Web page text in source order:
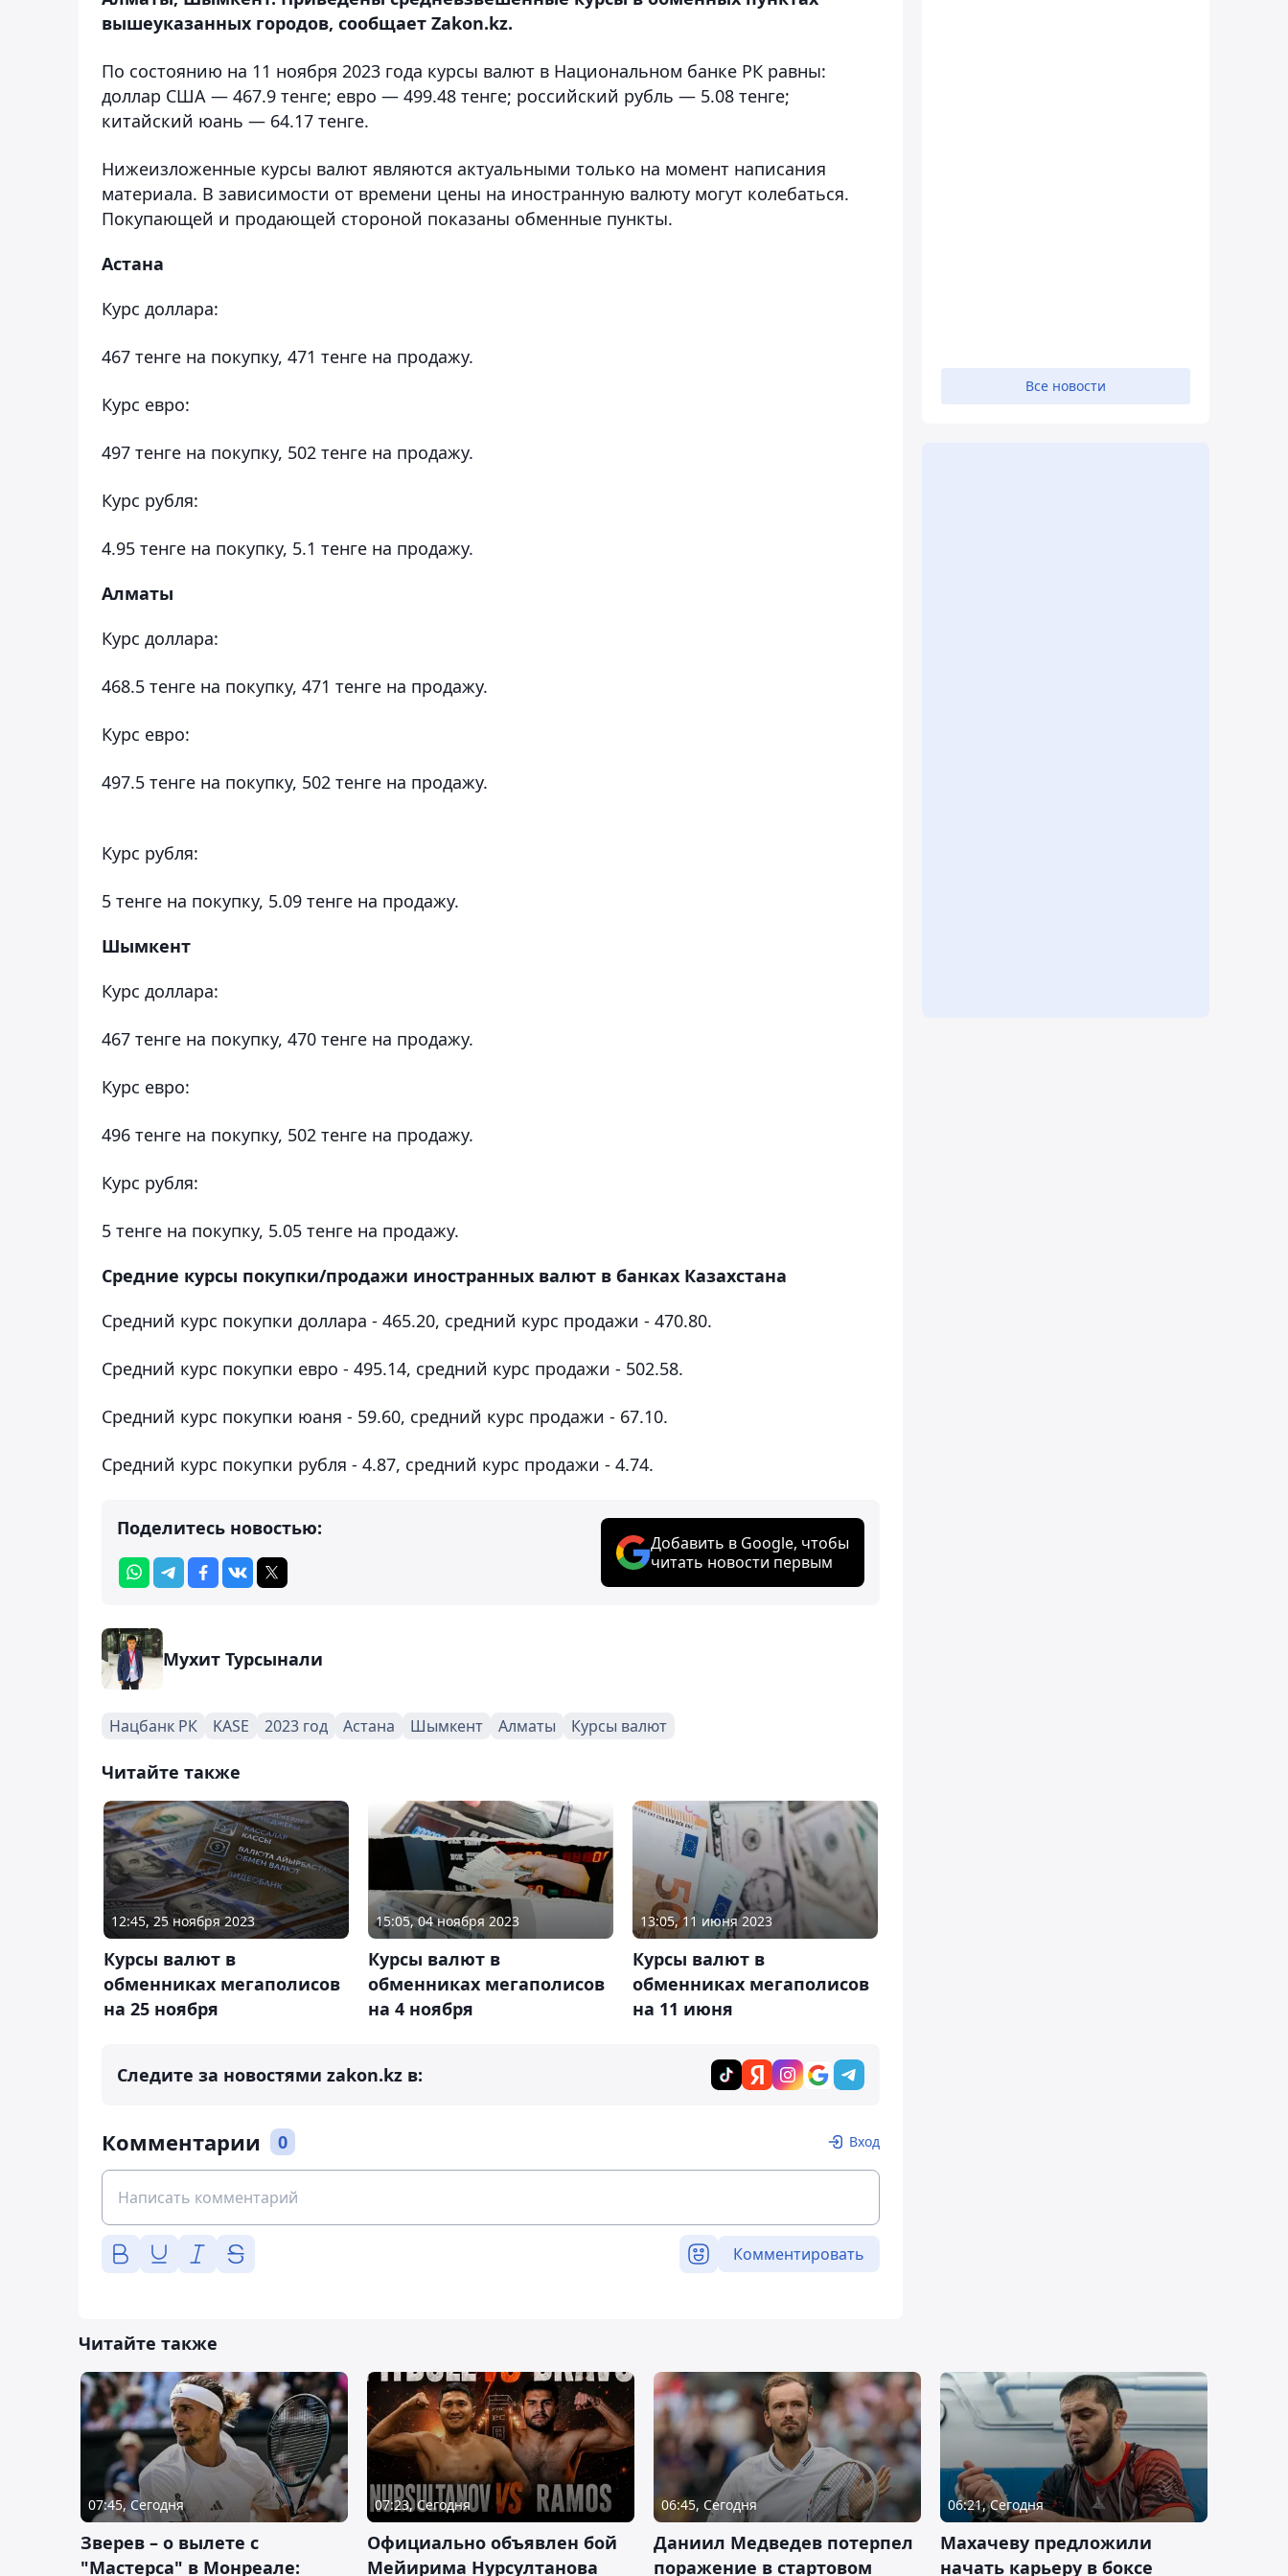
вышеуказанных городов, сообщает Zakon.kz.
По состоянию на 11 ноября 2023 года курсы валют в Национальном банке РК равны:
доллар США — 467.9 тенге; евро — 499.48 тенге; российский рубль — 5.08 тенге;
китайский юань — 64.17 тенге.
Нижеизложенные курсы валют являются актуальными только на момент написания
материала. В зависимости от времени цены на иностранную валюту могут колебаться.
Покупающей и продающей стороной показаны обменные пункты.
Астана
Курс доллара:
467 тенге на покупку, 471 тенге на продажу.
Курс евро:
497 тенге на покупку, 502 тенге на продажу.
Курс рубля:
4.95 тенге на покупку, 5.1 тенге на продажу.
Алматы
Курс доллара:
468.5 тенге на покупку, 471 тенге на продажу.
Курс евро:
497.5 тенге на покупку, 502 тенге на продажу.
Курс рубля:
5 тенге на покупку, 5.09 тенге на продажу.
Шымкент
Курс доллара:
467 тенге на покупку, 470 тенге на продажу.
Курс евро:
496 тенге на покупку, 502 тенге на продажу.
Курс рубля:
5 тенге на покупку, 5.05 тенге на продажу.
Средние курсы покупки/продажи иностранных валют в банках Казахстана
Средний курс покупки доллара - 465.20, средний курс продажи - 470.80.
Средний курс покупки евро - 495.14, средний курс продажи - 502.58.
Средний курс покупки юаня - 59.60, средний курс продажи - 67.10.
Средний курс покупки рубля - 4.87, средний курс продажи - 4.74.
Поделитесь новостью:
Добавить в Google, чтобы
читать новости первым
Мухит Турсынали
Нацбанк РК KASE 2023 год Астана Шымкент Алматы Курсы валют
Читайте также
12:45, 25 ноября 2023
Курсы валют в
обменниках мегаполисов
на 25 ноября
15:05, 04 ноября 2023
Курсы валют в
обменниках мегаполисов
на 4 ноября
13:05, 11 июня 2023
Курсы валют в
обменниках мегаполисов
на 11 июня
Следите за новостями zakon.kz в:
Комментарии 0 Вход
Комментировать
Все новости
Читайте также
07:45, Сегодня
Зверев – о вылете с
"Мастерса" в Монреале:
07:23, Сегодня
Официально объявлен бой
Мейирима Нурсултанова
06:45, Сегодня
Даниил Медведев потерпел
поражение в стартовом
06:21, Сегодня
Махачеву предложили
начать карьеру в боксе